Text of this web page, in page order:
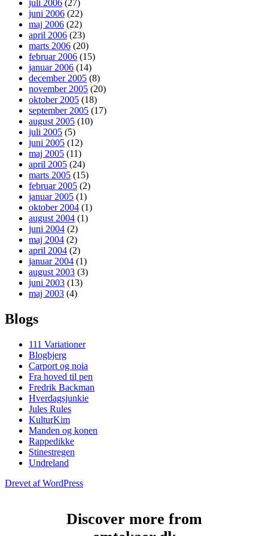
juli 2006 (27)
juni 2006 (22)
maj 2006 (22)
april 2006 (23)
marts 2006 (20)
februar 2006 (15)
januar 2006 (14)
december 2005 (8)
november 2005 (20)
oktober 2005 (18)
september 2005 (17)
august 2005 (10)
juli 2005 (5)
juni 2005 (12)
maj 2005 (11)
april 2005 (24)
marts 2005 (15)
februar 2005 (2)
januar 2005 (1)
oktober 2004 (1)
august 2004 (1)
juni 2004 (2)
maj 2004 (2)
april 2004 (2)
januar 2004 (1)
august 2003 (3)
juni 2003 (13)
maj 2003 (4)
Blogs
111 Variationer
Blogbjerg
Carport og noia
Fra hoved til pen
Fredrik Backman
Hverdagsjunkie
Jules Rules
KulturKim
Manden og konen
Rappedikke
Stinestregen
Undreland
Drevet af WordPress
Discover more from